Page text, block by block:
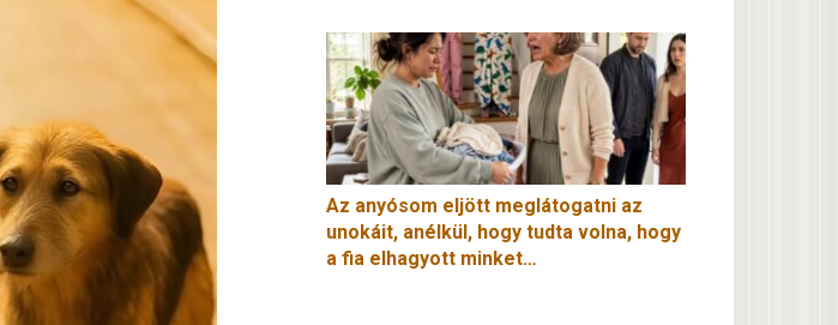
Az anyósom eljött meglátogatni az
unokáit, anélkül, hogy tudta volna, hogy
a fia elhagyott minket…